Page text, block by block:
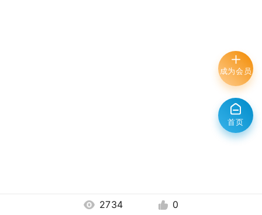
2734 0
成为会员
首页